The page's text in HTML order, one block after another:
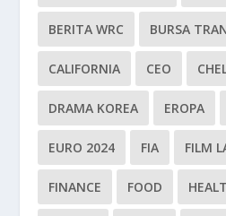
BERITA WRC BURSA
CALIFORNIA CEO
DRAMA KOREA EROPA
EURO 2024 FIA FILM
FINANCE FOOD